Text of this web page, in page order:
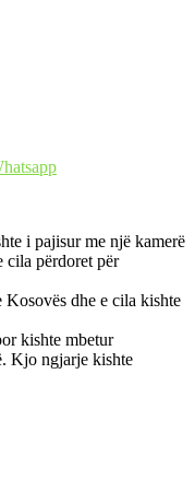
i pajisur me një kamerë
cila përdoret për
dhe e cila kishte
kishte mbetur
Kjo ngjarje kishte